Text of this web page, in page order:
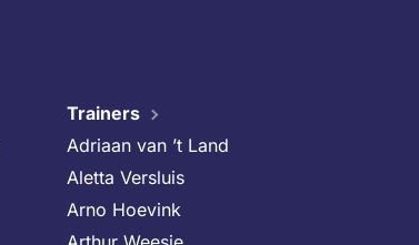
Trainers
Adriaan van ’t Land
Aletta Versluis
Arno Hoevink